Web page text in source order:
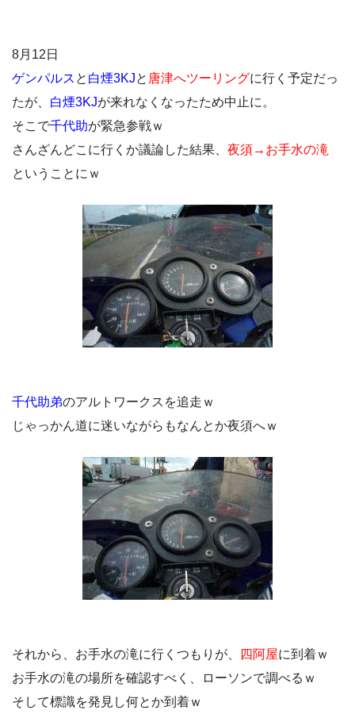
8月12日
ゲンパルス と 白煙3KJと 唐津へツーリングに行く予定だっ
たが、 白煙3KJが来れなくなったため中止に。
そこで千代助が緊急参戦ｗ
さんざんどこに行くか議論した結果、 夜須→お手水の滝
ということにｗ
千代助弟のアルトワークスを追走ｗ
じゃっかん道に迷いながらもなんとか夜須へｗ
それから、お手水の滝に行くつもりが、 四阿屋に到着ｗ
お手水の滝の場所を確認すべく、ローソンで調べるｗ
そして標識を発見し何とか到着ｗ